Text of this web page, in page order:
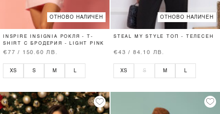
ОТНОВО НАЛИЧЕН
INSPIRE INSIGNIA РОКЛЯ - T-
SHIRT С БРОДЕРИЯ - LIGHT PINK
€77 / 150.60 ЛВ.
XS S M L
ОТНОВО НАЛИЧЕН
STEAL MY STYLE ТОП - ТЕЛЕСЕН
€43 / 84.10 ЛВ.
XS S M L